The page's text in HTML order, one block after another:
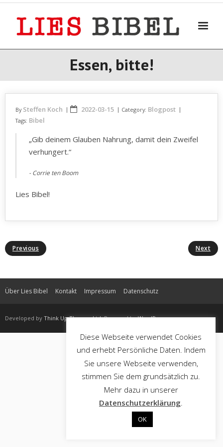
Skip
Essen, bitte!
By Steffen Koch 2022-03-15 Category: Blogpost
Tags: Bibel
„Gib deinem Glauben Nahrung, damit dein Zweifel
verhungert.“
Corrie ten Boom
Lies Bibel!
Previous Next
Über Lies Bibel Kontakt Impressum Datenschutz
Developed by Think Up Themes Ltd. Powered byWordPress.
Diese Webseite verwendet Cookies
und erhebt Persönliche Daten. Indem
Sie unsere Webseite verwenden,
stimmen Sie dem grundsätzlich zu.
Mehr dazu in unserer
Datenschutzerklärung.
OK